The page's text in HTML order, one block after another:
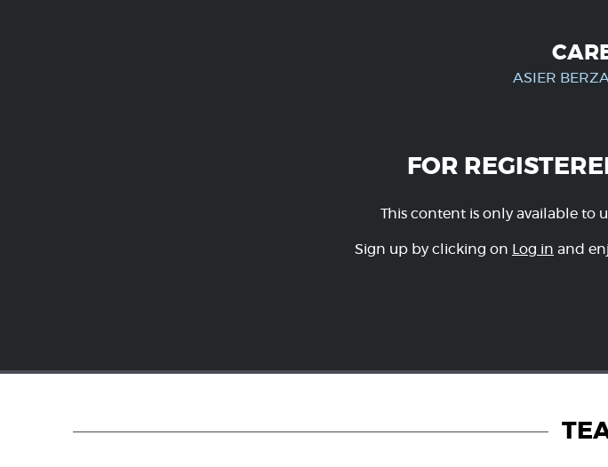
ASIER
FOR
This content is only available to
Sign up by clicking on Log in and